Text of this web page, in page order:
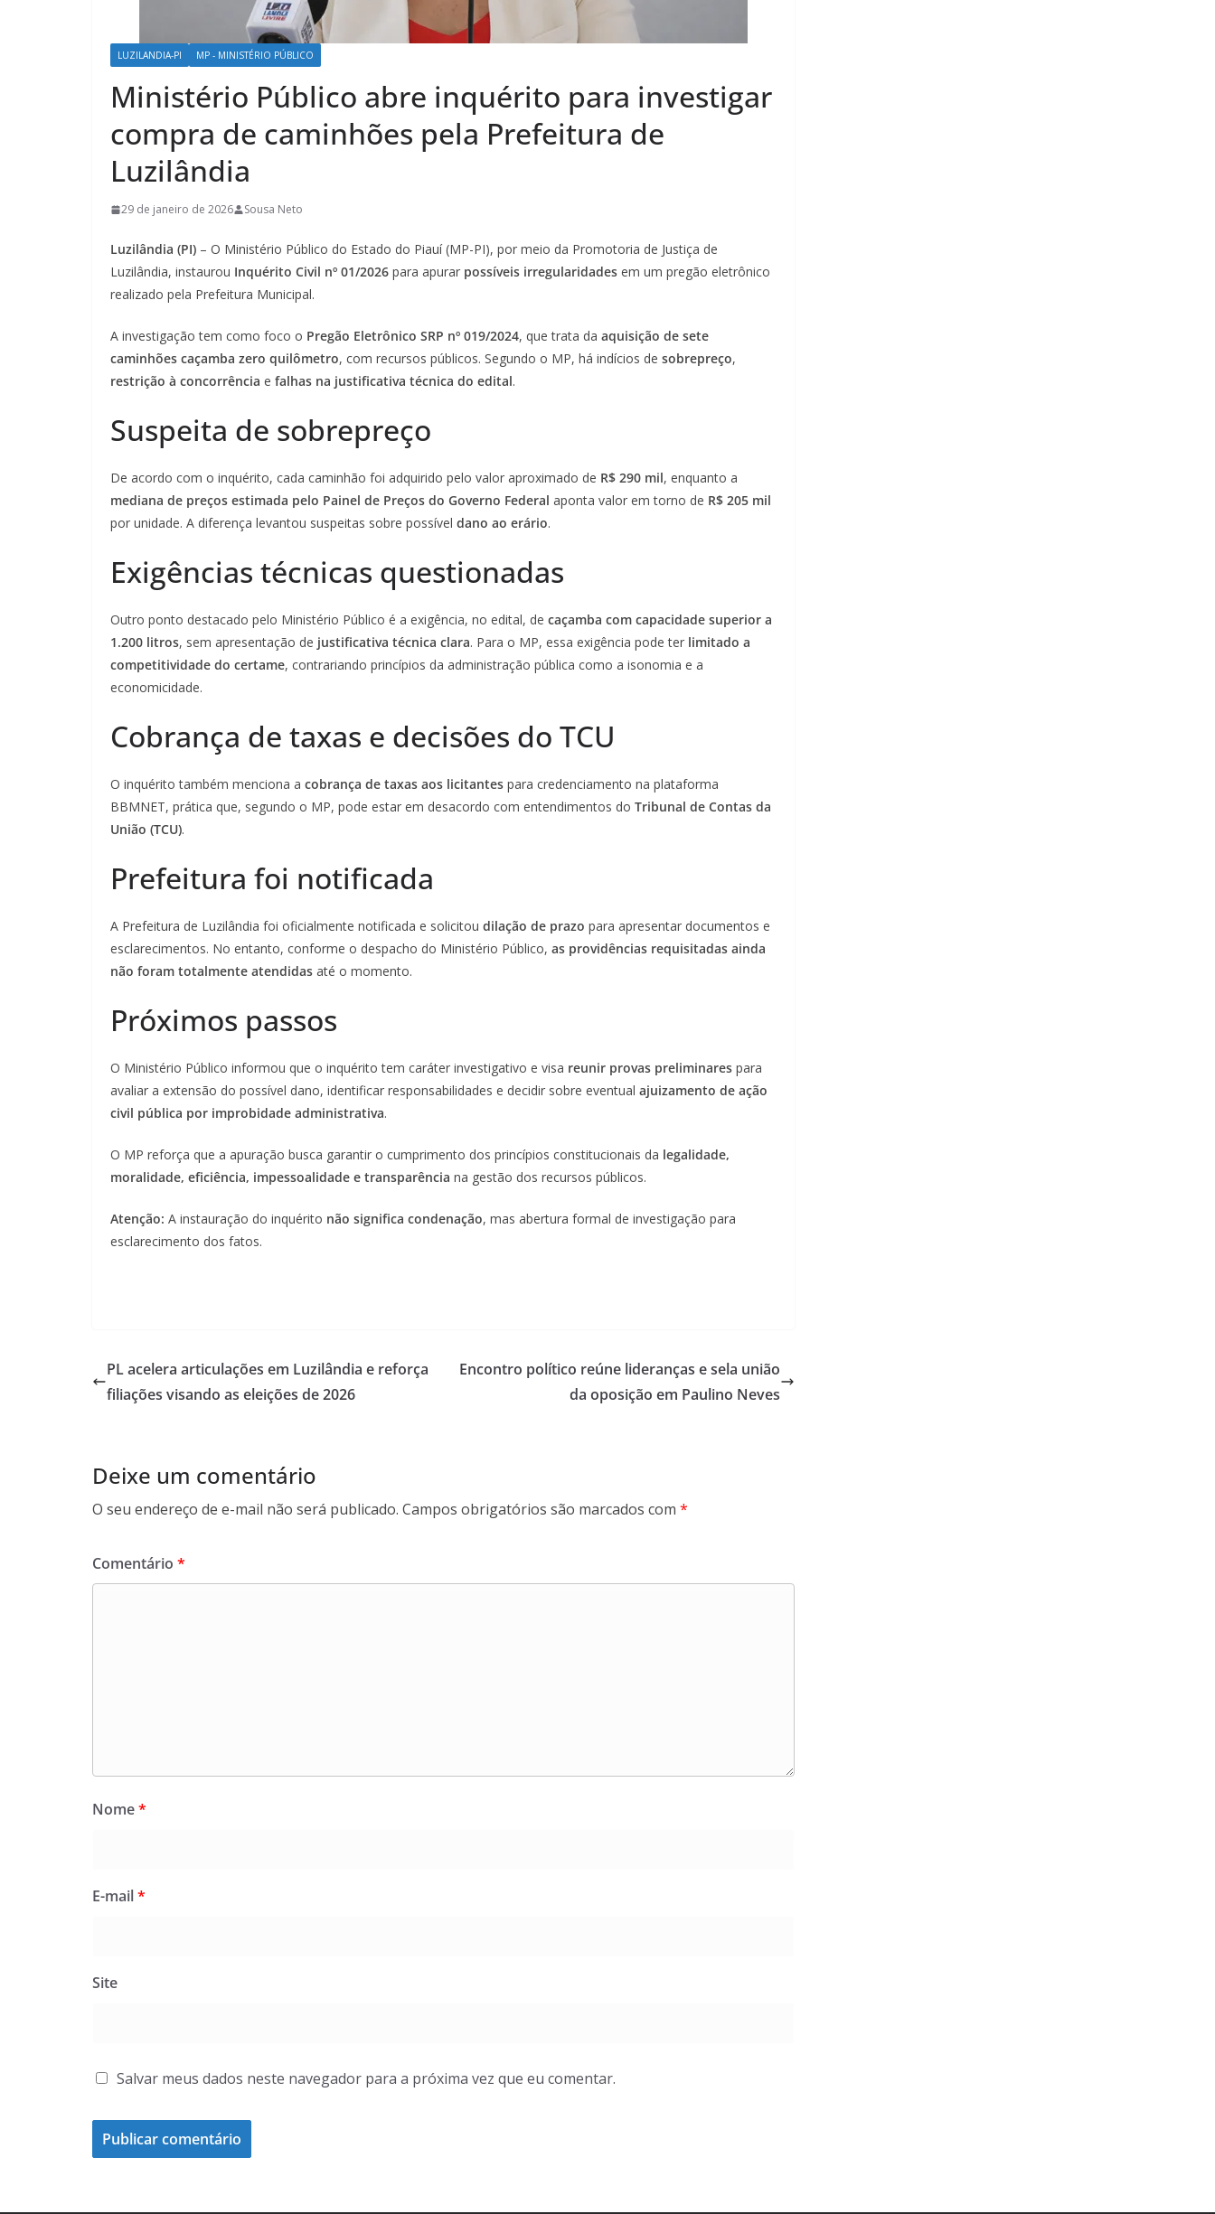
LUZILANDIA-PI MP - MINISTÉRIO PÚBLICO
Ministério Público abre inquérito para investigar
compra de caminhões pela Prefeitura de
Luzilândia
29 de janeiro de 2026 Sousa Neto
Luzilândia (PI) – O Ministério Público do Estado do Piauí (MP-PI), por meio da Promotoria de Justiça de
Luzilândia, instaurou Inquérito Civil nº 01/2026 para apurar possíveis irregularidades em um pregão eletrônico
realizado pela Prefeitura Municipal.
A investigação tem como foco o Pregão Eletrônico SRP nº 019/2024, que trata da aquisição de sete
caminhões caçamba zero quilômetro, com recursos públicos. Segundo o MP, há indícios de sobrepreço,
restrição à concorrência e falhas na justificativa técnica do edital.
Suspeita de sobrepreço
De acordo com o inquérito, cada caminhão foi adquirido pelo valor aproximado de R$ 290 mil, enquanto a
mediana de preços estimada pelo Painel de Preços do Governo Federal aponta valor em torno de R$ 205 mil
por unidade. A diferença levantou suspeitas sobre possível dano ao erário.
Exigências técnicas questionadas
Outro ponto destacado pelo Ministério Público é a exigência, no edital, de caçamba com capacidade superior a
1.200 litros, sem apresentação de justificativa técnica clara. Para o MP, essa exigência pode ter limitado a
competitividade do certame, contrariando princípios da administração pública como a isonomia e a
economicidade.
Cobrança de taxas e decisões do TCU
O inquérito também menciona a cobrança de taxas aos licitantes para credenciamento na plataforma
BBMNET, prática que, segundo o MP, pode estar em desacordo com entendimentos do Tribunal de Contas da
União (TCU).
Prefeitura foi notificada
A Prefeitura de Luzilândia foi oficialmente notificada e solicitou dilação de prazo para apresentar documentos e
esclarecimentos. No entanto, conforme o despacho do Ministério Público, as providências requisitadas ainda
não foram totalmente atendidas até o momento.
Próximos passos
O Ministério Público informou que o inquérito tem caráter investigativo e visa reunir provas preliminares para
avaliar a extensão do possível dano, identificar responsabilidades e decidir sobre eventual ajuizamento de ação
civil pública por improbidade administrativa.
O MP reforça que a apuração busca garantir o cumprimento dos princípios constitucionais da legalidade,
moralidade, eficiência, impessoalidade e transparência na gestão dos recursos públicos.
Atenção: A instauração do inquérito não significa condenação, mas abertura formal de investigação para
esclarecimento dos fatos.
PL acelera articulações em Luzilândia e reforça
filiações visando as eleições de 2026
Encontro político reúne lideranças e sela união
da oposição em Paulino Neves
Deixe um comentário
O seu endereço de e-mail não será publicado. Campos obrigatórios são marcados com *
Comentário *
Nome*
E-mail*
Site
Salvar meus dados neste navegador para a próxima vez que eu comentar.